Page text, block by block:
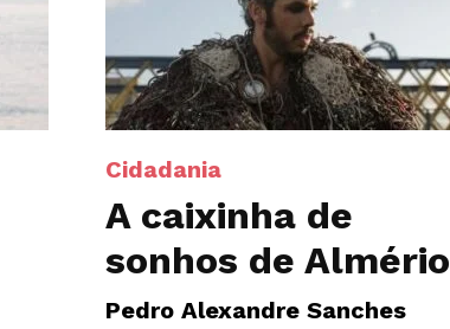
Cidadania
A caixinha de
sonhos de Almério
Pedro Alexandre Sanches